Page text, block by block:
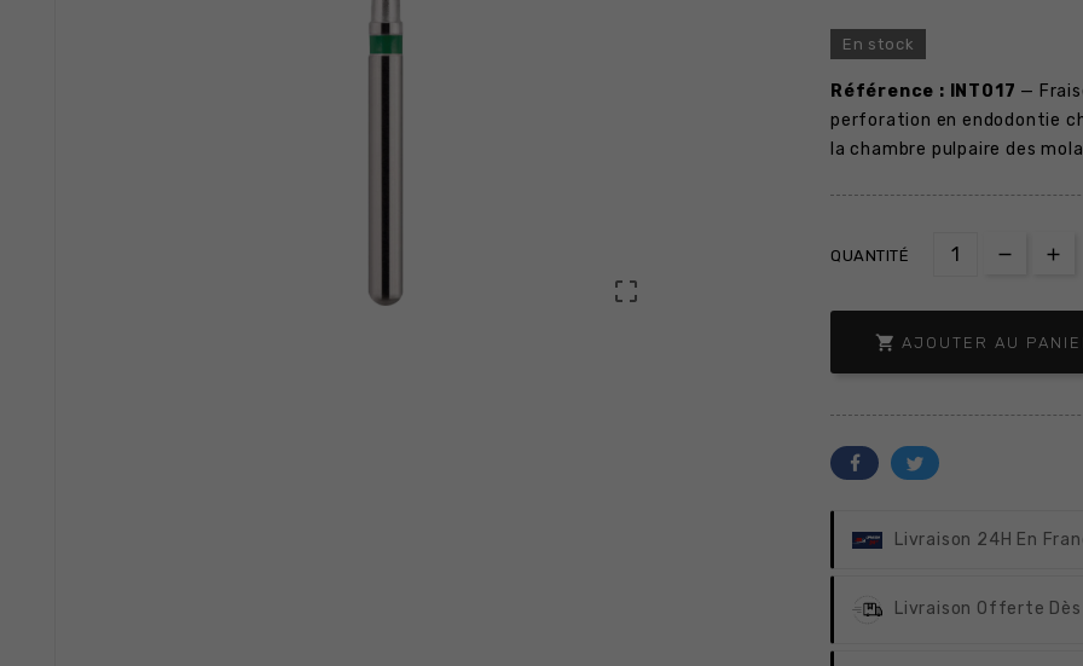

En stock
Référence : INT017 —
perforation en endodontie
la chambre pulpaire des
QUANTITÉ
 AJOUTER AU
Livraison 24H En
Livraison Offerte